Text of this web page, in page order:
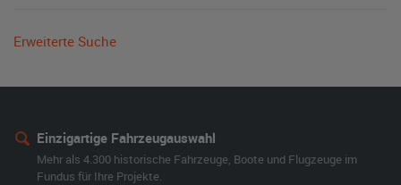
Erweiterte Suche
Einzigartige Fahrzeugauswahl
Mehr als 4.300 historische Fahrzeuge, Boote und Flugzeuge im
Fundus für Ihre Projekte.